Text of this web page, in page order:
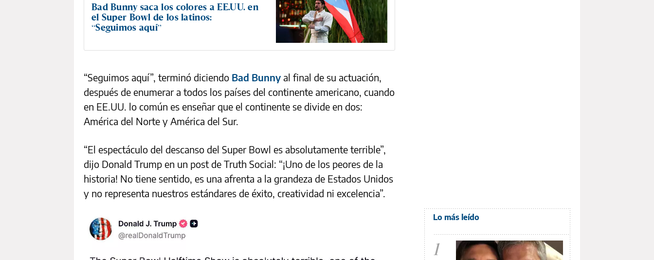
Bad Bunny saca los colores a EE.UU. en
el Super Bowl de los latinos:
“Seguimos aquí”
“Seguimos aquí”, terminó diciendo Bad Bunny al final de su actuación,
después de enumerar a todos los países del continente americano, cuando
en EE.UU. lo común es enseñar que el continente se divide en dos:
América del Norte y América del Sur.
“El espectáculo del descanso del Super Bowl es absolutamente terrible”,
dijo Donald Trump en un post de Truth Social: “¡Uno de los peores de la
historia! No tiene sentido, es una afrenta a la grandeza de Estados Unidos
y no representa nuestros estándares de éxito, creatividad ni excelencia”.
Lo más leído
1